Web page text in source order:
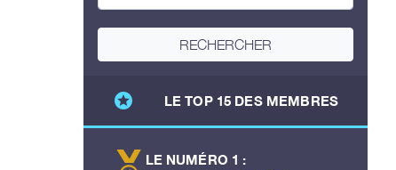
RECHERCHER
stars LE TOP 15 DES MEMBRES
LE NUMÉRO 1 :